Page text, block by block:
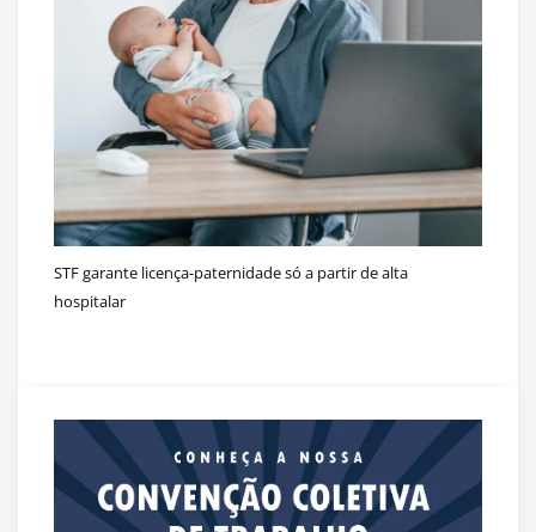
STF garante licença-paternidade só a partir de alta
hospitalar